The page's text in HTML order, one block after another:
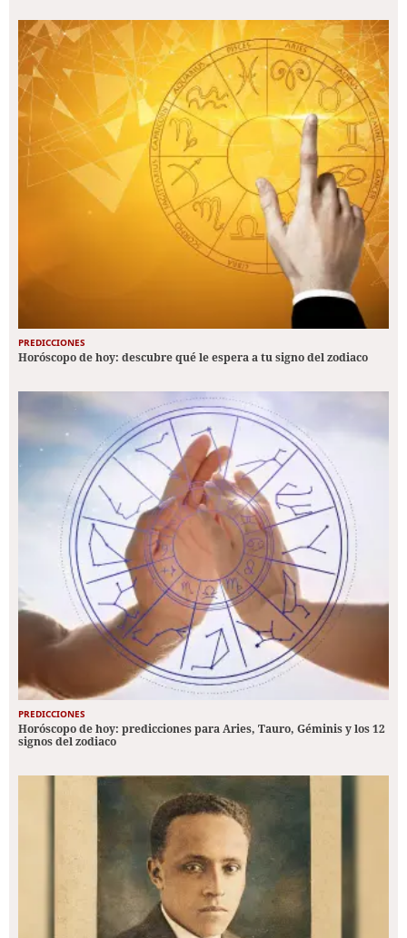
PREDICCIONES
Horóscopo de hoy: descubre qué le espera a tu signo del zodiaco
PREDICCIONES
Horóscopo de hoy: predicciones para Aries, Tauro, Géminis y los 12
signos del zodiaco